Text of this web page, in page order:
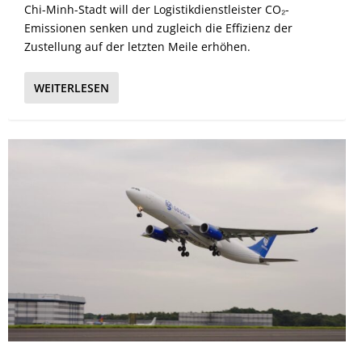
Chi-Minh-Stadt will der Logistikdienstleister CO₂-
Emissionen senken und zugleich die Effizienz der
Zustellung auf der letzten Meile erhöhen.
WEITERLESEN